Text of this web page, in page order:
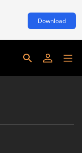
Download